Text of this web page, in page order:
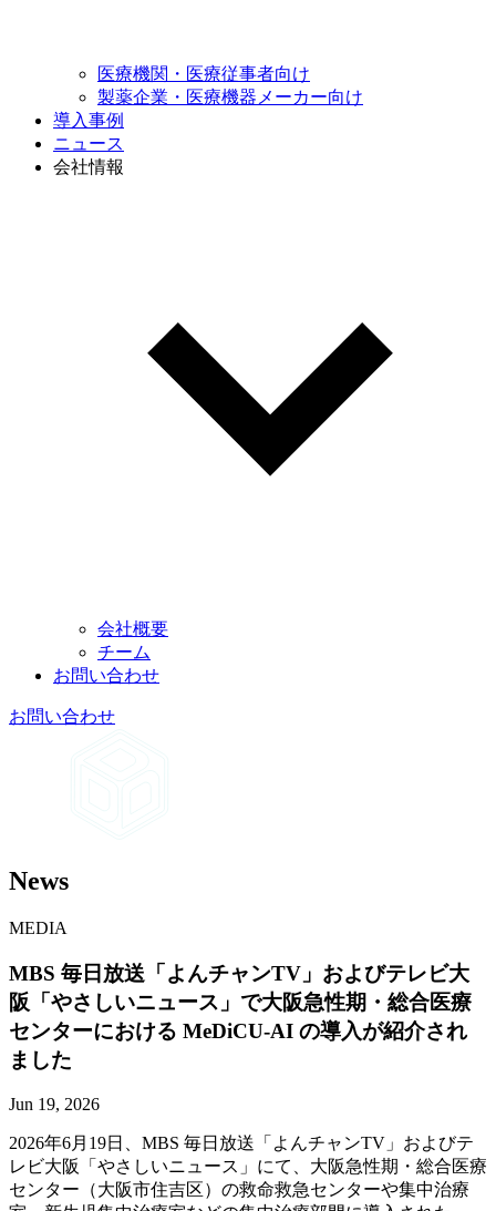
医療機関・ 医療従事者向け
製薬企業・医療機器 メーカー向け
導入事例
ニュース
会社情報
会社概要
チーム
お問い合わせ
お問い合わせ
News
MEDIA
MBS 毎日 放送 「よんチャンTV」 およびテレビ大
阪 「やさしいニュース」で大阪急性期・総合医療
センターにおける MeDiCU-AI の導入が紹介され
ました
Jun 19, 2026
2026年6月19日、MBS 毎日放送「よんチャンTV」およびテ
レビ大阪「やさしいニュース」にて、大阪急性期・総合医療
センター（大阪市住吉区）の救命救急センターや集中治療